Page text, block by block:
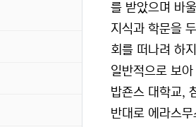
를 받았으며 바
지식과 학문을
회를 떠나려 하
일반적으로 보
밥죤스 대학교,
반대로 에라스